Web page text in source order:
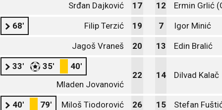
Srđan Dajković
17 12 Ermin Grlić
68' Filip Terzić 19 7 Igor Minić
Jagoš Vraneš 20 13 Edin Bralić
33' 35'
40'
Mladen Jovanović
22 14 Dilvad Kalač
40' 79' Miloš Tiodorović 26 15 Stefan